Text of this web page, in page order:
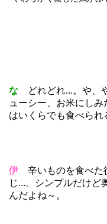
な どれどれ...。や、
ューシー、お米にし
はいくらでも食べられ
伊 辛いものを食べた
じ...。シンプルだけど
んだよね～。